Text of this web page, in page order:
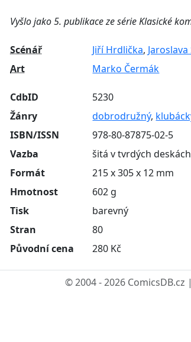
Vyšlo jako 5. publikace ze série Klasické
Scénář Jiří Hrdlička,
Art
Marko Čermák
CdbID
5230
Žánry
dobrodružný,
ISBN/ISSN
978-80-87875-02-5
Vazba
šitá v tvrdých deskách
Formát
215 x 305 x 12 mm
Hmotnost
602 g
Tisk
barevný
Stran
80
Původní cena
280 Kč
© 2004 - 2026 ComicsDB.cz |